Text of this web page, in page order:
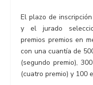
El plazo de
y el jurado
premios premios en
con una cuantía de
(segundo premio),
(cuatro premio) y 100